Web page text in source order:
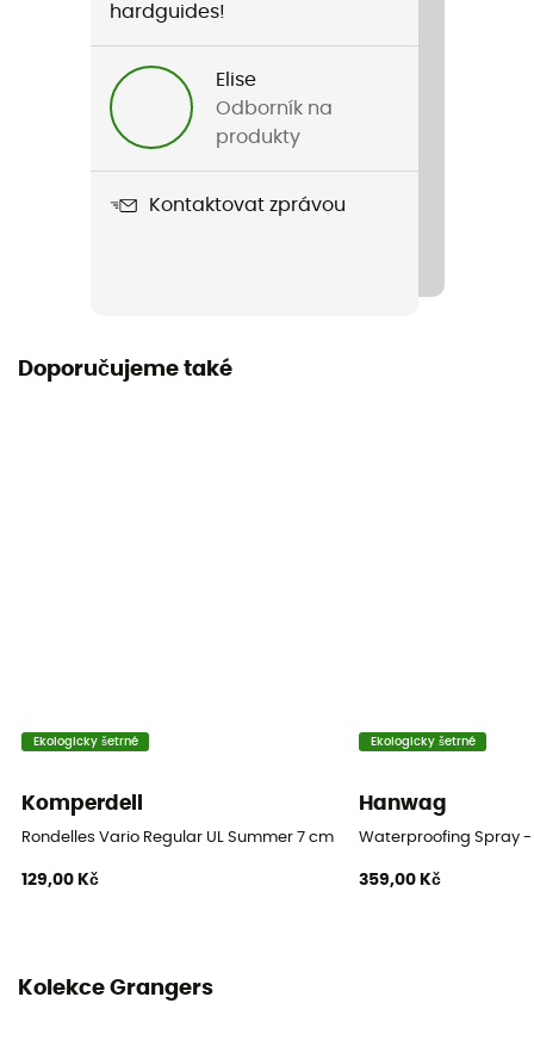
hardguides!
Elise
Odborník na
produkty
Kontaktovat zprávou
Doporučujeme také
Ekologicky šetrné
Komperdell
Rondelles Vario Regular UL Summer 7 cm Blister
129,00 Kč
Ekologicky šetrné
Hanwag
Waterproofing Spray -
359,00 Kč
Kolekce Grangers